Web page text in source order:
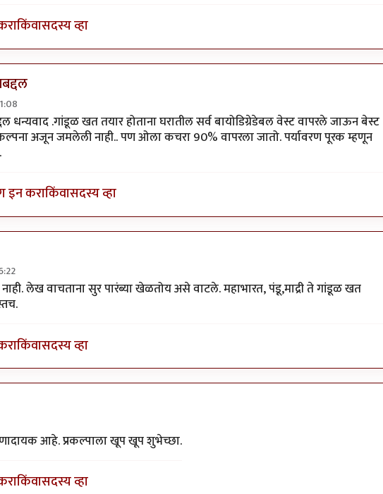
किंवासदस्य व्हा
byकर्नलतपस्वी
धन्यवाद .गांडूळ खत तयार होताना घरातील सर्व बायोडिग्रेडेबल वेस्ट वापरले जाऊन बेस्ट
अजून जमलेली नाही.. पण ओला कचरा 90% वापरला जातो. पर्यावरण पूरक म्हणून
इन कराकिंवासदस्य व्हा
लेख वाचताना सुर पारंब्या खेळतोय असे वाटले. महाभारत, पंडू,माद्री ते गांडूळ खत
किंवासदस्य व्हा
आहे. प्रकल्पाला खूप खूप शुभेच्छा.
किंवासदस्य व्हा